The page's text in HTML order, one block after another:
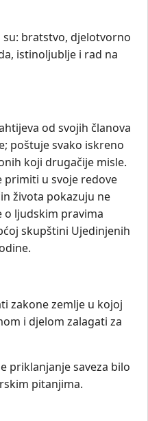
bratstvo, djelotvorno
istinoljublje i rad na
od svojih članova
poštuje svako iskreno
koji drugačije misle.
primiti u svoje redove
života pokazuju ne
o ljudskim pravima
skupštini Ujedinjenih
zakone zemlje u kojoj
i djelom zalagati za
priklanjanje saveza bilo
pitanjima.